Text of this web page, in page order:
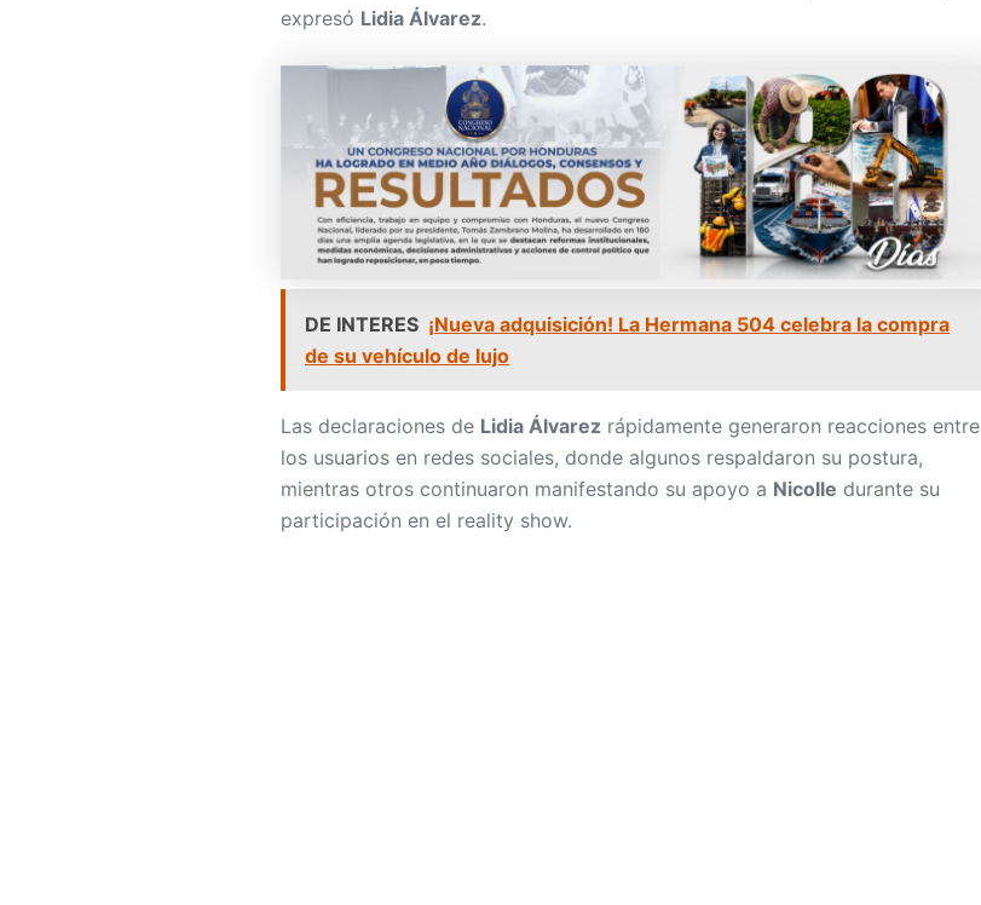
expresó Lidia Álvarez.
DE INTERES ¡Nueva adquisición! La Hermana 504 celebra la compra
de su vehículo de lujo
Las declaraciones de Lidia Álvarez rápidamente generaron reacciones entre
los usuarios en redes sociales, donde algunos respaldaron su postura,
mientras otros continuaron manifestando su apoyo a Nicolle durante su
participación en el reality show.